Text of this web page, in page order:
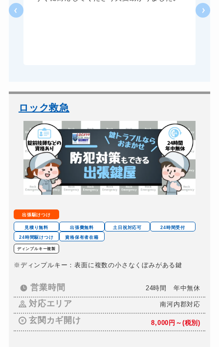
10,780円～(税込)
ロック救急
出張駆けつけ
見積り無料 出張費無料 土日祝対応可
24時間受付
24時間駆けつけ
資格保有者在籍
ディンプルキー複製
※ディンプルキー：表面に複数の小さなくぼみがある鍵
営業時間 24時間 年中無休
対応エリア 南河内郡対応
玄関カギ開け 8,000円～(税別)